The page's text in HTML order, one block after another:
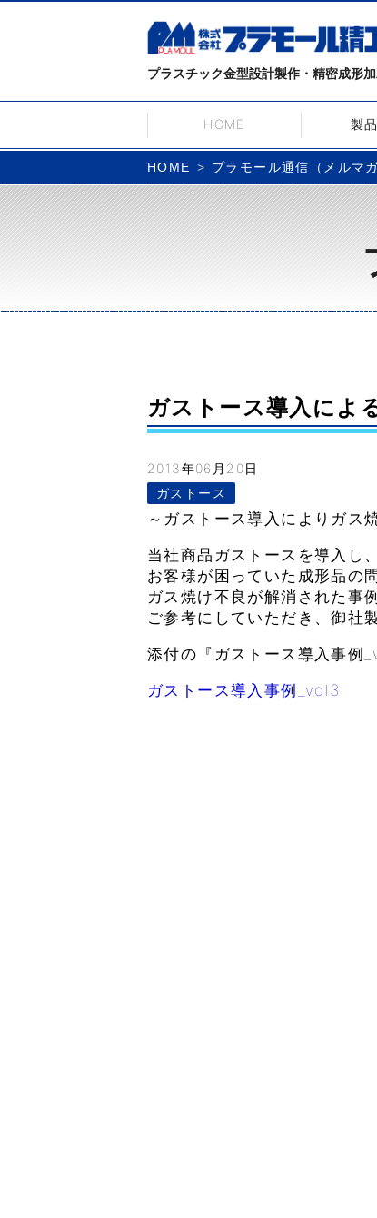
プラスチック金型設計製作・精密成形
HOME 製
HOME プラモール通信（メルマガ
ガストース導入によ
2013年06月20日
ガストース
～ガストース導入によりガス
当社商品ガストースを導入し、
お客様が困っていた成形品の
ガス焼け不良が解消された事
ご参考にしていただき、御社
添付の『ガストース導入事例
ガストース導入事例_vol3